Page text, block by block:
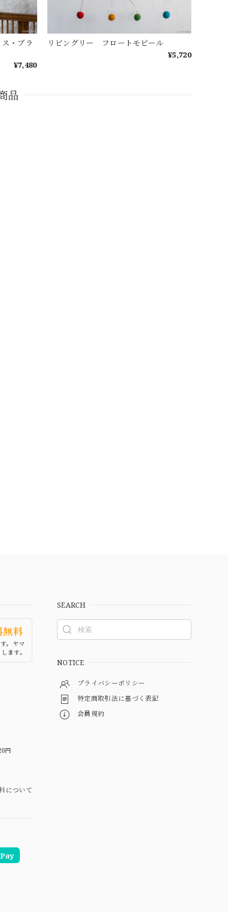
・ブラ
¥7,480
リビングリー フロートモビール
¥5,720
品
無料
。ヤマ
ます。
円
について
SEARCH
NOTICE
プライバシーポリシー
特定商取引法に基づく表記
会員規約